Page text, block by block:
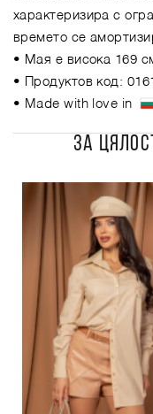
характеризира с
времето се
• Мая е висока 169
• Продуктов код:
• Made with love in
ЗА